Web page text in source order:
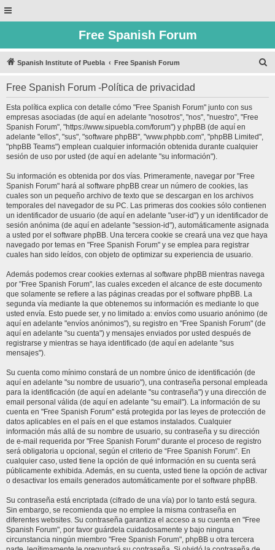
Free Spanish Forum
Spanish Institute of Puebla Free Spanish Forum
Free Spanish Forum -Política de privacidad
Esta política explica con detalle cómo "Free Spanish Forum" junto con sus
empresas asociadas (de aquí en adelante "nosotros", "nos", "nuestro", "Free
Spanish Forum", "https://www.sipuebla.com/forum") y phpBB (de aquí en
adelante "ellos", "sus", "software phpBB", "www.phpbb.com", "phpBB Limited",
"phpBB Teams") emplean cualquier información obtenida durante cualquier
sesión de uso por usted (de aquí en adelante "su información").
Su información es obtenida por dos vías. Primeramente, navegar por "Free
Spanish Forum" hará al software phpBB crear un número de cookies, las
cuales son un pequeño archivo de texto que se descargan en los archivos
temporales del navegador de su PC. Las primeras dos cookies sólo contienen
un identificador de usuario (de aquí en adelante "user-id") y un identificador de
sesión anónima (de aquí en adelante "session-id"), automáticamente asignada
a usted por el software phpBB. Una tercera cookie se creará una vez que haya
navegado por temas en "Free Spanish Forum" y se emplea para registrar
cuales han sido leídos, con objeto de optimizar su experiencia de usuario.
Además podemos crear cookies externas al software phpBB mientras navega
por "Free Spanish Forum", las cuales exceden el alcance de este documento
que solamente se refiere a las páginas creadas por el software phpBB. La
segunda vía mediante la que obtenemos su información es mediante lo que
usted envía. Esto puede ser, y no limitado a: envíos como usuario anónimo (de
aquí en adelante "envíos anónimos"), su registro en "Free Spanish Forum" (de
aquí en adelante "su cuenta") y mensajes enviados por usted después de
registrarse y mientras se haya identificado (de aquí en adelante "sus
mensajes").
Su cuenta como mínimo constará de un nombre único de identificación (de
aquí en adelante "su nombre de usuario"), una contraseña personal empleada
para la identificación (de aquí en adelante "su contraseña") y una dirección de
email personal válida (de aquí en adelante "su email"). La información de su
cuenta en "Free Spanish Forum" está protegida por las leyes de protección de
datos aplicables en el país en el que estamos instalados. Cualquier
información más allá de su nombre de usuario, su contraseña y su dirección
de e-mail requerida por "Free Spanish Forum" durante el proceso de registro
será obligatoria u opcional, según el criterio de “Free Spanish Forum”. En
cualquier caso, usted tiene la opción de qué información en su cuenta será
públicamente exhibida. Además, en su cuenta, usted tiene la opción de activar
o desactivar los emails generados automáticamente por el software phpBB.
Su contraseña está encriptada (cifrado de una vía) por lo tanto está segura.
Sin embargo, se recomienda que no emplee la misma contraseña en
diferentes websites. Su contraseña garantiza el acceso a su cuenta en "Free
Spanish Forum", por favor guárdela cuidadosamente y bajo ninguna
circunstancia ningún miembro "Free Spanish Forum", phpBB u otra tercera